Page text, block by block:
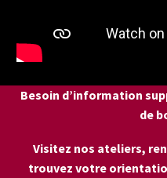
Besoin d’information
de
Visitez nos ateliers,
trouvez votre